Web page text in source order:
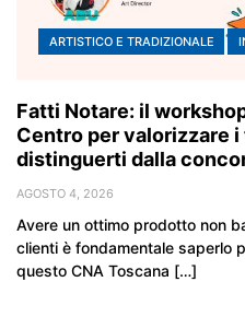
ARTISTICO E TRADIZIONALE
Fatti Notare: il
Centro per valorizzare
distinguerti dalla
AGOSTO 4, 2026
Avere un ottimo prodotto non
clienti è fondamentale saperlo
questo CNA Toscana […]